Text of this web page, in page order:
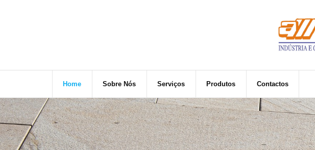
Home Sobre Nós Serviços Produtos Contactos